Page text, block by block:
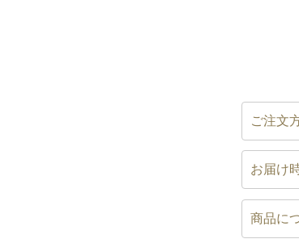
ご注文
お届け
商品に